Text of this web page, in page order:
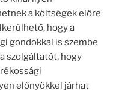
a költségek előre
hogy a
gondokkal is szembe
szolgáltatót, hogy
előnyökkel járhat